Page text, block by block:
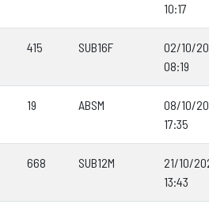
10:17
415 SUB16F
02/10/
08:19
19 ABSM
08/10/
17:35
668 SUB12M
21/10/
13:43